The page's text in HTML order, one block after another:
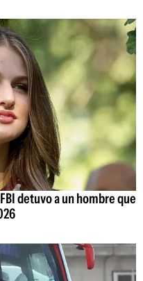
detuvo a un hombre que